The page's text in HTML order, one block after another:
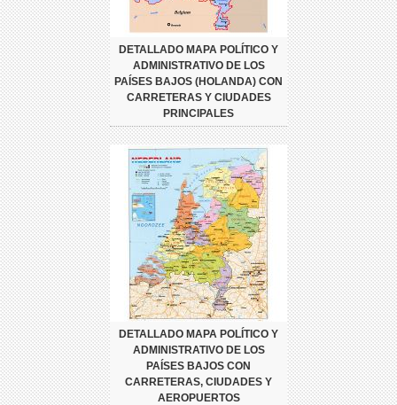
DETALLADO MAPA POLÍTICO Y
ADMINISTRATIVO DE LOS
PAÍSES BAJOS (HOLANDA) CON
CARRETERAS Y CIUDADES
PRINCIPALES
DETALLADO MAPA POLÍTICO Y
ADMINISTRATIVO DE LOS
PAÍSES BAJOS CON
CARRETERAS, CIUDADES Y
AEROPUERTOS